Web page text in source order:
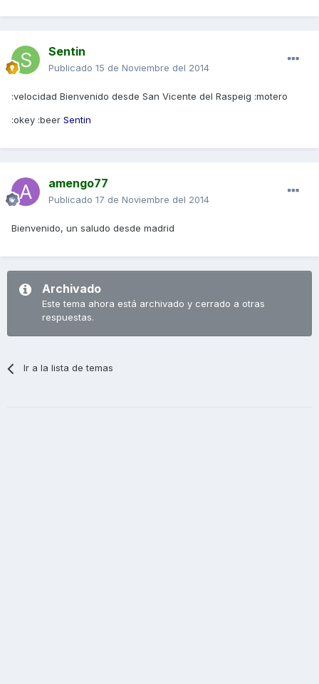
Sentin
Publicado 15 de Noviembre del 2014
:velocidad Bienvenido desde San Vicente del Raspeig :motero
:okey :beer Sentin
amengo77
Publicado 17 de Noviembre del 2014
Bienvenido, un saludo desde madrid
Archivado
Este tema ahora está archivado y cerrado a otras
respuestas.
Ir a la lista de temas